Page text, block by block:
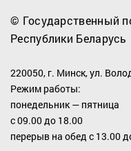
© Государственный
Республики Беларусь
220050, г. Минск, ул.
Режим работы:
понедельник — пятница
с 09.00 до 18.00
перерыв на обед с 13.00